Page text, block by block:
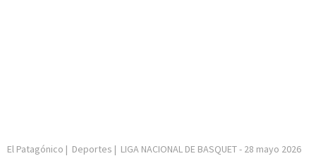
El Patagónico | Deportes | LIGA NACIONAL DE BASQUET- 28 mayo 2026